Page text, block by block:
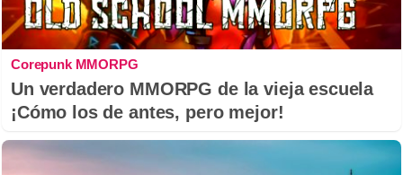
Corepunk MMORPG
Un verdadero MMORPG de la vieja escuela
¡Cómo los de antes, pero mejor!